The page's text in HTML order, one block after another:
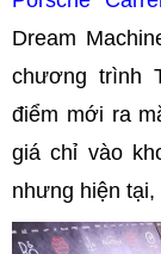
Dream
chương trình
điểm mới ra
giá chỉ vào
nhưng hiện tại,